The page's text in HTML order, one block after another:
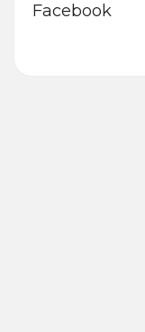
Facebook